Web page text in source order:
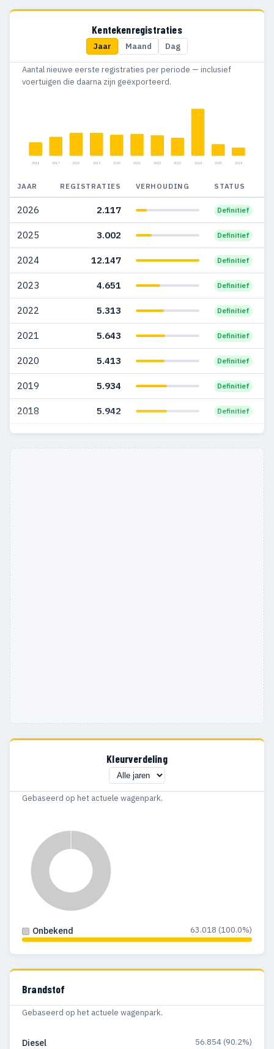
2.621
2014 2.038
Kentekenregistraties
Jaar Maand Dag
Aantal nieuwe eerste registraties per periode — inclusief
voertuigen die daarna zijn geëxporteerd.
2016 2017 2018 2019 2020 2021 2022 2023 2024 2025 2026
JAAR REGISTRATIES VERHOUDING STATUS
2026 2.117 Definitief
2025 3.002 Definitief
2024 12.147 Definitief
2023 4.651 Definitief
2022 5.313 Definitief
2021 5.643 Definitief
2020 5.413 Definitief
2019 5.934 Definitief
2018 5.942 Definitief
2017 4.906
Kleurverdeling
Gebaseerd op het actuele wagenpark.
Onbekend 63.018 (100.0%)
Brandstof
Gebaseerd op het actuele wagenpark.
Diesel 56.854 (90.2%)